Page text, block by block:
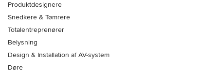
Produktdesignere
Snedkere & Tømrere
Totalentreprenører
Belysning
Design & Installation af AV-system
Døre